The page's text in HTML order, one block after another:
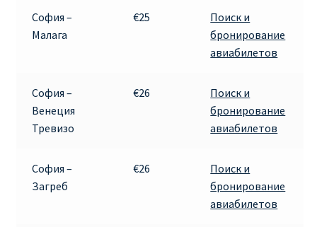
София –
Малага
€25
Поиск и
бронирование
авиабилетов
София –
Венеция
Тревизо
€26
Поиск и
бронирование
авиабилетов
София –
Загреб
€26
Поиск и
бронирование
авиабилетов